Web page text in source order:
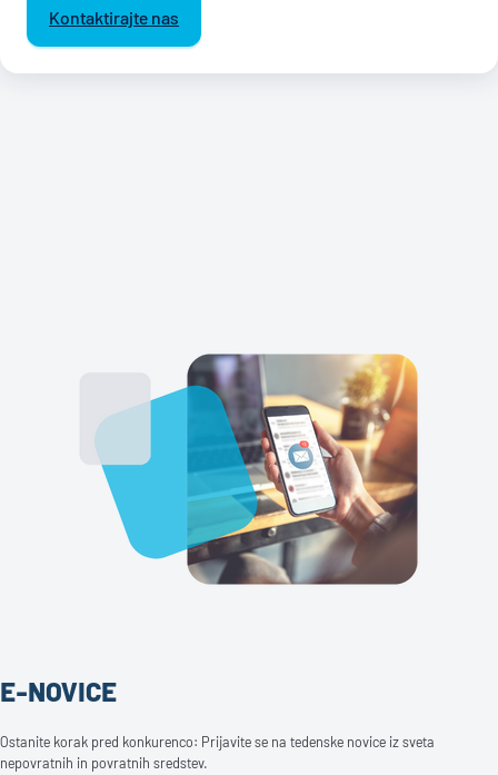
Kontaktirajte nas
E-NOVICE
Ostanite korak pred konkurenco: Prijavite se na tedenske novice iz sveta
nepovratnih in povratnih sredstev.